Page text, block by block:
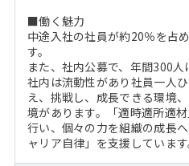
■働く魅力
中途入社の社員が約20％を占
す。
また、社内公募で、年間300人
社内は流動性があり社員一人
え、挑戦し、成長できる環境
境があります。「適時適所適
行い、個々の力を組織の成長
ャリア自律」を支援しています